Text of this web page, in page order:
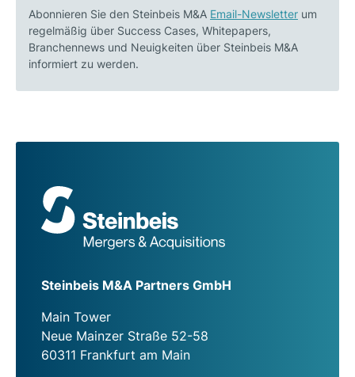
Abonnieren Sie den Steinbeis M&A Email-Newsletter um
regelmäßig über Success Cases, Whitepapers,
Branchennews und Neuigkeiten über Steinbeis M&A
informiert zu werden.
Steinbeis M&A Partners GmbH
Main Tower
Neue Mainzer Straße 52-58
60311 Frankfurt am Main